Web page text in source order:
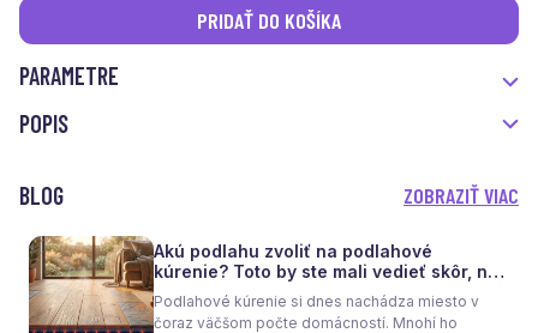
PRIDAŤ DO KOŠÍKA
PARAMETRE
POPIS
BLOG ZOBRAZIŤ VIAC
Akú podlahu zvoliť na podlahové
kúrenie? Toto by ste mali vedieť skôr, než
sa rozhodnete
Podlahové kúrenie si dnes nachádza miesto v
čoraz väčšom počte domácností. Mnohí ho